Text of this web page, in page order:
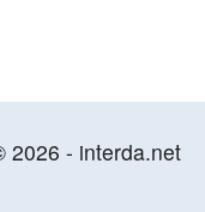
2026 - interda.net